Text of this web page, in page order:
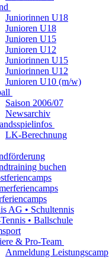
Juniorinnen U18
Junioren U18
Junioren U15
Junioren U12
Juniorinnen U15
Juniorinnen U12
Junioren U10 (m/w)
Saison 2006/07
Newsarchiv
LK-Berechnung
buchen
AG • Schultennis
• Ballschule
& Pro-Team
Anmeldung Leistungscamp